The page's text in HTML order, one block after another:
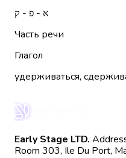
א - פ - ק
Часть речи
Глагол
удерживаться,
Early Stage LTD.
Room 303, Ile Du Port,